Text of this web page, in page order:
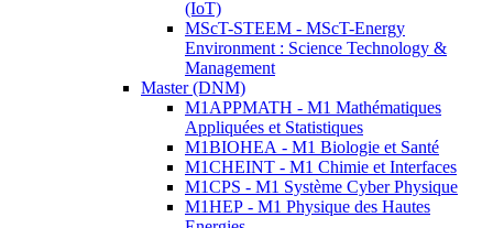
(IoT)
MScT-STEEM - MScT-Energy
Environment : Science Technology &
Management
Master (DNM)
M1APPMATH - M1 Mathématiques
Appliquées et Statistiques
M1BIOHEA - M1 Biologie et Santé
M1CHEINT - M1 Chimie et Interfaces
M1CPS - M1 Système Cyber Physique
M1HEP - M1 Physique des Hautes